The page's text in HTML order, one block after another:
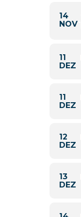
14
NOV
11
DEZ
11
DEZ
12
DEZ
13
DEZ